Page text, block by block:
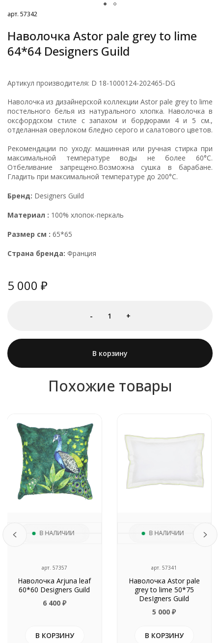
арт. 57342
Наволочка Astor pale grey to lime
64*64 Designers Guild
Артикул производителя: D 18-1000124-202465-DG
Наволочка из дизайнерской коллекции Astor pale grey to lime
постельного белья из натурального хлопка. Наволочка в
оксфордском стиле с запахом и бордюрами 4 и 5 см.,
отделанная оверлоком бледно серого и салатового цветов.
Рекомендации по уходу: машинная или ручная стирка при
максимальной температуре воды не более 60°С.
Отбеливание запрещено.Возможна сушка в барабане.
Гладить при максимальной температуре до 200°С.
Бренд: Designers Guild
Материал : 100% хлопок-перкаль
Размер см : 65*65
Страна бренда: Франция
5 000
- 1 +
В корзину
Похожие товары
В НАЛИЧИИ
арт. 57357
Наволочка Arjuna leaf
60*60 Designers Guild
6 400
В КОРЗИНУ
В НАЛИЧИИ
арт. 57341
Наволочка Astor pale
grey to lime 50*75
DesIgners Guild
5 000
В КОРЗИНУ